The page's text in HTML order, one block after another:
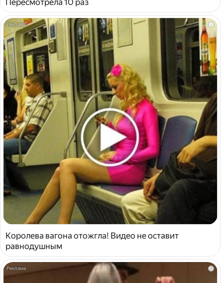
i
Королева вагона отожгла! Видео не оставит
равнодушным
i